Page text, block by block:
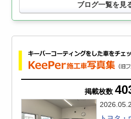
ブログ一覧を見
掲載枚数